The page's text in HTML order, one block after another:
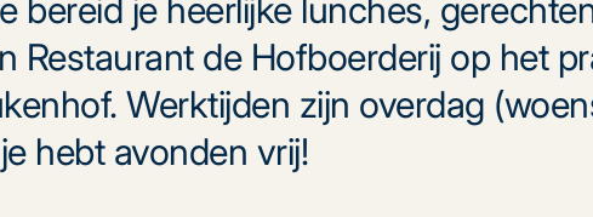
bereid je heerlijke lunches,
Restaurant de Hofboerderij op het
Werktijden zijn overdag
hebt avonden vrij!